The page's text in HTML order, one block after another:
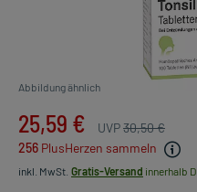
Abbildung ähnlich
25,59 € UVP30,50 €
256 PlusHerzen sammeln
inkl. MwSt. Gratis-Versand innerhalb D.